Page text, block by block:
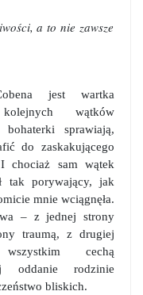
a to nie zawsze
jest wartka
wątków
sprawiają,
do zaskakującego
chociaż sam wątek
tak porywający, jak
mnie wciągnęła.
– z jednej strony
traumą, z drugiej
cechą
oddanie rodzinie
bliskich.